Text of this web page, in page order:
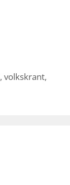
,volkskrant,